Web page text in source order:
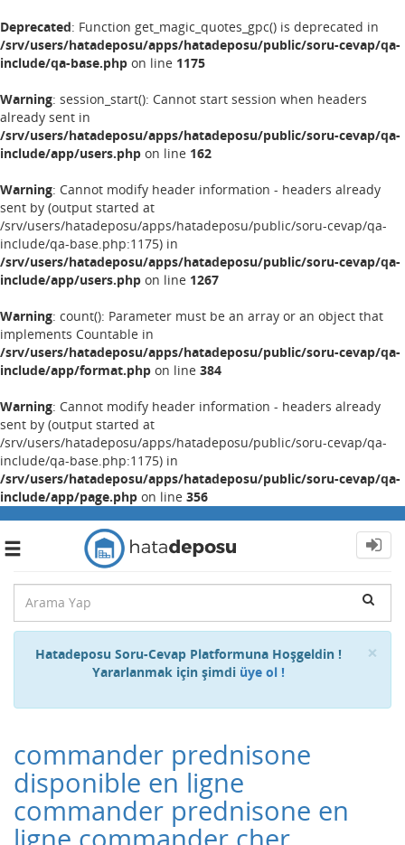
Deprecated: Function get_magic_quotes_gpc() is deprecated in
/srv/users/hatadeposu/apps/hatadeposu/public/soru-cevap/qa-
include/qa-base.php on line 1175
Warning: session_start(): Cannot start session when headers
already sent in
/srv/users/hatadeposu/apps/hatadeposu/public/soru-cevap/qa-
include/app/users.php on line 162
Warning: Cannot modify header information - headers already
sent by (output started at
/srv/users/hatadeposu/apps/hatadeposu/public/soru-cevap/qa-
include/qa-base.php:1175) in
/srv/users/hatadeposu/apps/hatadeposu/public/soru-cevap/qa-
include/app/users.php on line 1267
Warning: count(): Parameter must be an array or an object that
implements Countable in
/srv/users/hatadeposu/apps/hatadeposu/public/soru-cevap/qa-
include/app/format.php on line 384
Warning: Cannot modify header information - headers already
sent by (output started at
/srv/users/hatadeposu/apps/hatadeposu/public/soru-cevap/qa-
include/qa-base.php:1175) in
/srv/users/hatadeposu/apps/hatadeposu/public/soru-cevap/qa-
include/app/page.php on line 356
Toggle
×
Hatadeposu Soru-Cevap Platformuna Hoşgeldin !
Yararlanmak için şimdi üye ol !
commander prednisone
disponible en ligne
commander prednisone en